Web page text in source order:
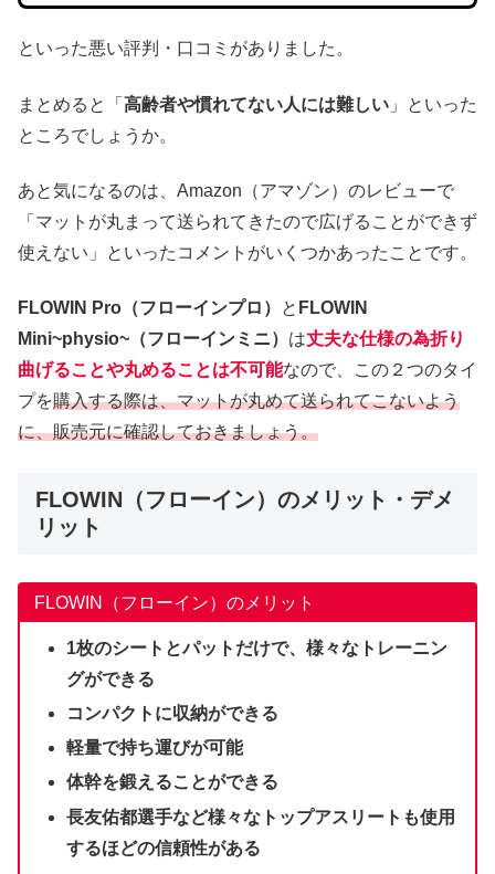
といった悪い評判・口コミがありました。
まとめると「 高齢者や慣れてない人には難しい 」といった
ところでしょうか。
あと気になるのは、Amazon（アマゾン）のレビューで
「マットが丸まって送られてきたので広げることができず
使えない」といったコメントがいくつかあったことです。
FLOWIN Pro（フローインプロ） と FLOWIN
Mini~physio~（フローインミニ） は丈夫な仕様の為折り
曲げることや丸めることは不可能なので、この２つのタイ
プを購入する際は、マットが丸めて送られてこないよう
に、販売元に確認しておきましょう。
FLOWIN（フローイン）のメリット・デメ
リット
FLOWIN（フローイン）のメリット
1枚のシートとパットだけで、様々なトレーニン
グができる
コンパクトに収納ができる
軽量で持ち運びが可能
体幹を鍛えることができる
長友佑都選手など様々なトップアスリートも使用
するほどの信頼性がある